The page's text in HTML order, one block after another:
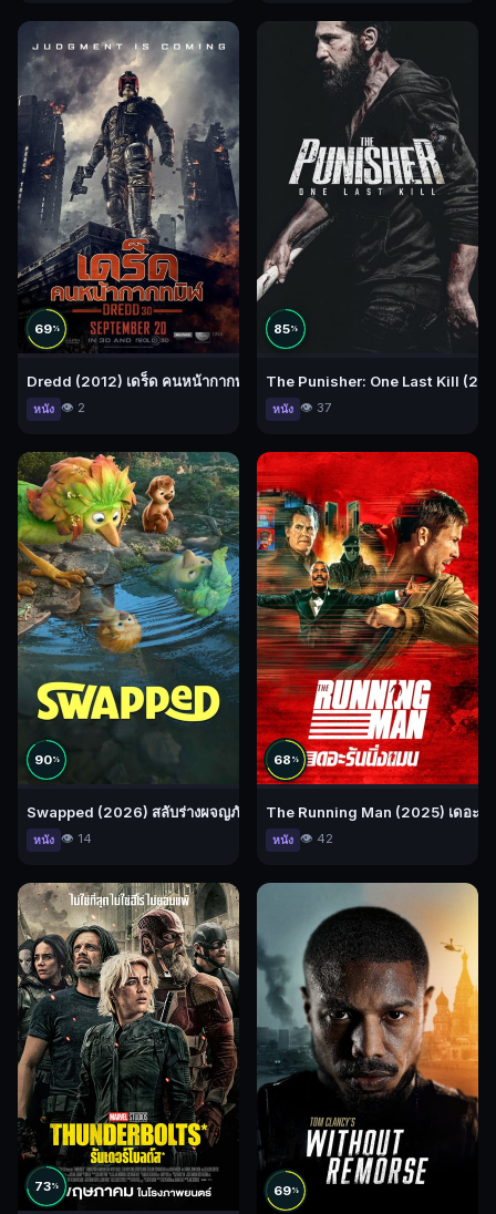
69%
Dredd (2012) เดร็ด คนหน้ากากทมิฬ
หนัง 👁️ 2
85%
The Punisher: One Last Kill
หนัง 👁️ 37
90%
Swapped (2026) สลับร่างผจญภัย
หนัง 👁️ 14
68 %
The Running Man (2025) เดอะ
หนัง 👁️ 42
73% 69%